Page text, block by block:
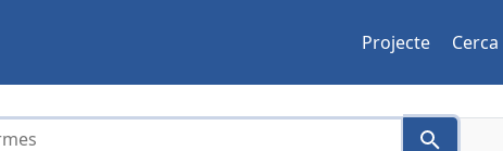
Projecte Cerca